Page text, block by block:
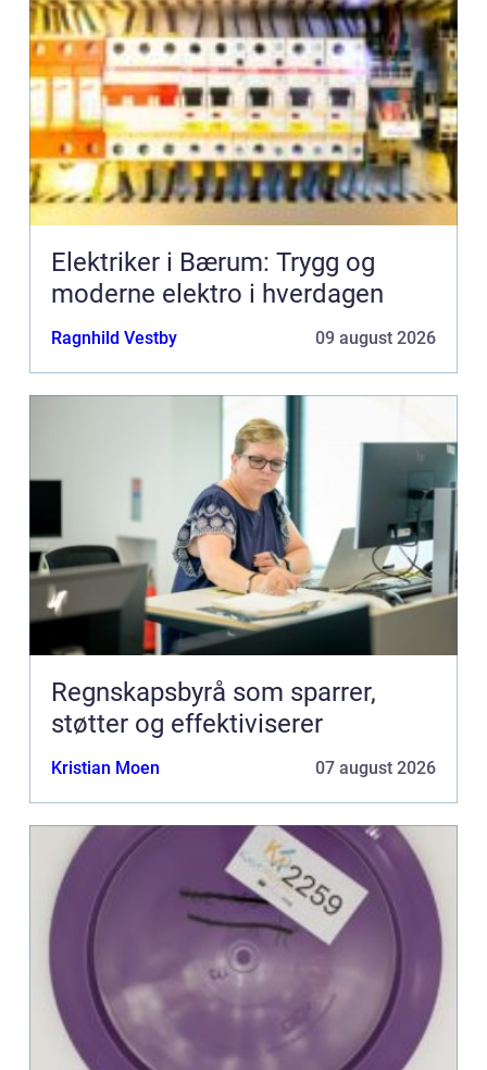
Elektriker i Bærum: Trygg og
moderne elektro i hverdagen
Ragnhild Vestby 09 august 2026
Regnskapsbyrå som sparrer,
støtter og effektiviserer
Kristian Moen 07 august 2026